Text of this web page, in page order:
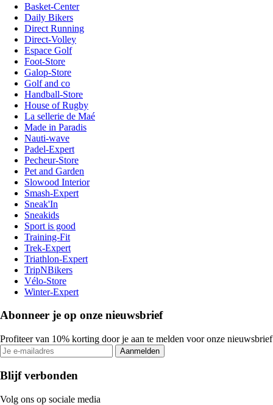
Basket-Center
Daily Bikers
Direct Running
Direct-Volley
Espace Golf
Foot-Store
Galop-Store
Golf and co
Handball-Store
House of Rugby
La sellerie de Maé
Made in Paradis
Nauti-wave
Padel-Expert
Pecheur-Store
Pet and Garden
Slowood Interior
Smash-Expert
Sneak'In
Sneakids
Sport is good
Training-Fit
Trek-Expert
Triathlon-Expert
TripNBikers
Vélo-Store
Winter-Expert
Abonneer je op onze nieuwsbrief
Profiteer van 10% korting door je aan te melden voor onze nieuwsbrief
Aanmelden
Blijf verbonden
Volg ons op sociale media